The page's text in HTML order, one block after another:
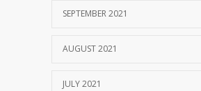
SEPTEMBER 2021
AUGUST 2021
JULY 2021